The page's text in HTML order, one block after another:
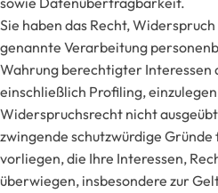
Sie haben das Recht,
genannte Verarbeitung
Wahrung berechtigter Interessen
einschließlich Profiling,
Widerspruchsrecht nicht
zwingende schutzwürdige
vorliegen, die Ihre Interessen,
überwiegen, insbesondere zur